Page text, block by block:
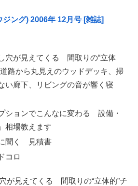
ジング) 2006年 12月号 [雑誌]
穴が見えてくる 間取りの“立体
路から丸見えのウッドデッキ、掃
い廊下、リビングの音が響く寝
ションでこんなに変わる 設備・
相場教えます
聞く 見積書
コロ
が見えてくる 間取りの“立体的”チ